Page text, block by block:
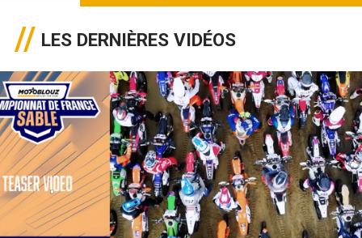
LES DERNIÈRES VIDÉOS